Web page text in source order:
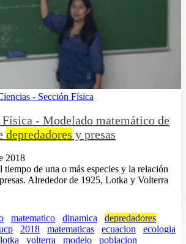
- Sección Física
- Modelado matemático de
depredadores y presas
2018
de una o más especies y la relación
Alrededor de 1925, Lotka y Volterra
matematico dinamica
depredadores
2018 matematicas ecuacion
ecologia
lotka volterra modelo poblacion